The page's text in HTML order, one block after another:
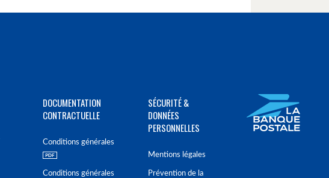
DOCUMENTATION
CONTRACTUELLE
Conditions générales
Conditions générales
SÉCURITÉ &
DONNÉES
PERSONNELLES
Mentions légales
Prévention de la